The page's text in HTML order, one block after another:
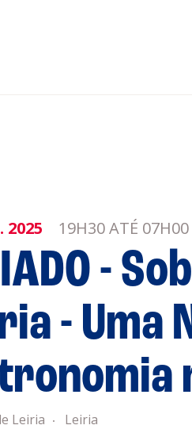
2025 19H30 ATÉ 07H00
-
- Uma
Leiria Leiria